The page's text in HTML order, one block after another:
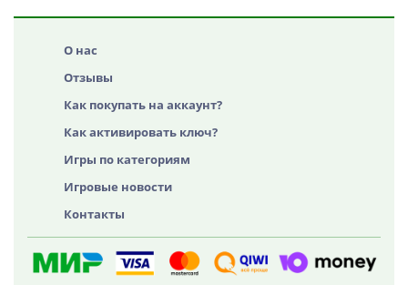
О нас
Отзывы
Как покупать на аккаунт?
Как активировать ключ?
Игры по категориям
Игровые новости
Контакты